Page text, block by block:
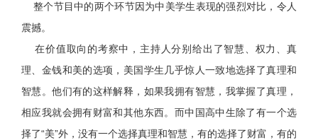
整个节目中的两个环节因为中美学生表现的强烈对比，令人
震撼。
在价值取向的考察中，主持人分别给出了智慧、权力、真
理、金钱和美的选项，美国学生几乎惊人一致地选择了真理和
智慧。他们有的这样解释，如果我拥有智慧，我掌握了真理，
相应我就会拥有财富和其他东西。而中国高中生除了有一个选
择了“美”外，没有一个选择真理和智慧，有的选择了财富，有的